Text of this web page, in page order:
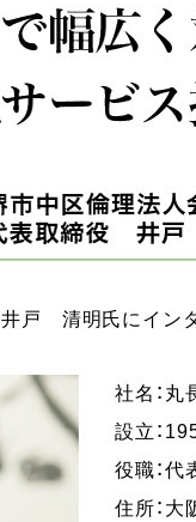
戸 清明氏にイン
社名：丸
設立：
役職：
住所：